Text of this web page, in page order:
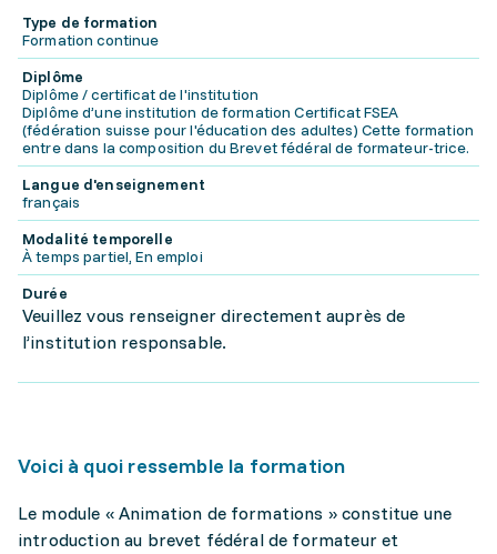
Type de formation
Formation continue
Diplôme
Diplôme / certificat de l'institution
Diplôme d’une institution de formation Certificat FSEA
(fédération suisse pour l'éducation des adultes) Cette formation
entre dans la composition du Brevet fédéral de formateur-trice.
Langue d'enseignement
français
Modalité temporelle
À temps partiel, En emploi
Durée
Veuillez vous renseigner directement auprès de
l’institution responsable.
Voici à quoi ressemble la formation
Le module « Animation de formations » constitue une
introduction au brevet fédéral de formateur et